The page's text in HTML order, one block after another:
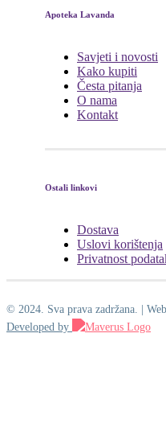
Apoteka Lavanda
Savjeti i novosti
Kako kupiti
Česta pitanja
O nama
Kontakt
Ostali linkovi
Dostava
Uslovi korištenja
Privatnost
© 2024. Sva prava zadržana. |
Developed by